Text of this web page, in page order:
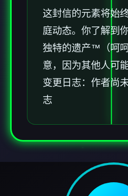
这封信的元素将始
庭动态。你了解到
独特的遗产™（呵
意，因为其他人可
变更日志：作者尚
志